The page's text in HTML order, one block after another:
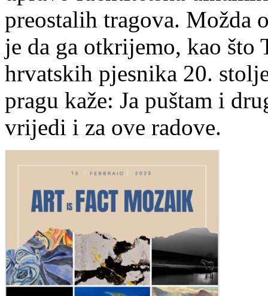
preostalih tragova. Možda
je da ga otkrijemo, kao
hrvatskih pjesnika 20.
pragu kaže: Ja puštam i
vrijedi i za ove radove.